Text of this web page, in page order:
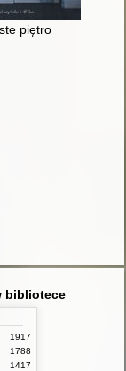
piętro
bibliotece
1917
1788
1417